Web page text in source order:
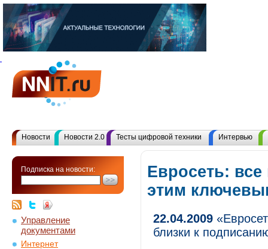
Новости Новости 2.0 Тесты цифровой техники Интервью
Подписка на новости:
Управление
документами
Интернет
Евросеть:
этим
22.04.2009
близки к